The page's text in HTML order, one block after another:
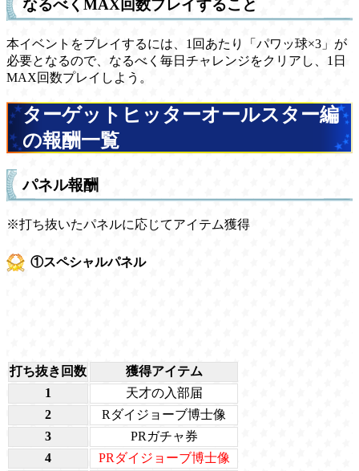
なるべくMAX回数プレイすること
本イベントをプレイするには、1回あたり「パワッ球×3」が
必要となるので、なるべく毎日チャレンジをクリアし、1日
MAX回数プレイしよう。
ターゲットヒッターオールスター編
の報酬一覧
パネル報酬
※打ち抜いたパネルに応じてアイテム獲得
①スペシャルパネル
打ち抜き回数
獲得アイテム
1
天才の入部届
2
Rダイジョーブ博士像
3
PRガチャ券
4
PRダイジョーブ博士像